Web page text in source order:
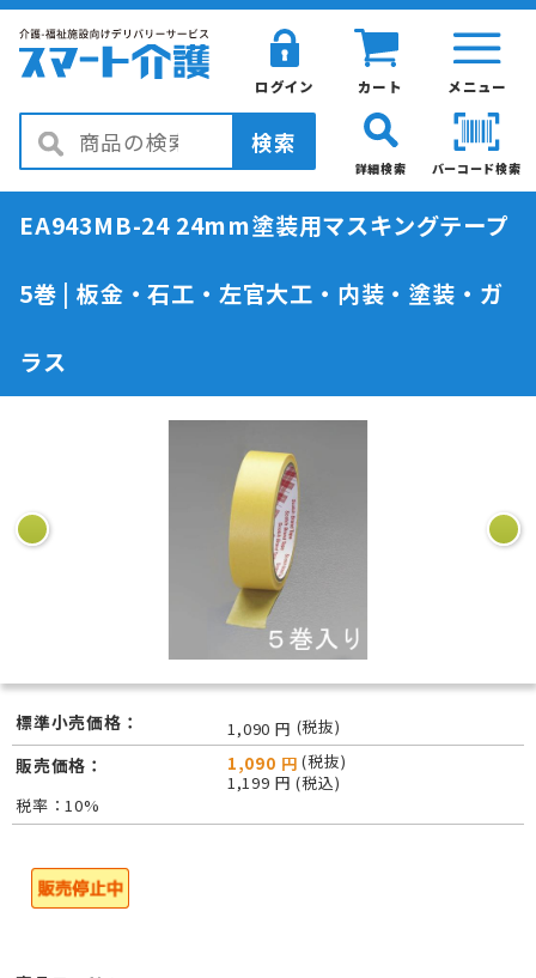
メニュー
カート
ログイン
検索
バーコード検索
詳細検索
EA943MB-24 24mm塗装用マスキングテープ
5巻 | 板金・石工・左官大工・内装・塗装・ガ
ラス
標準小売価格： 1,090 円 (税抜)
販売価格： 1,090 円 (税抜)
1,199 円 (税込)
税率：10%